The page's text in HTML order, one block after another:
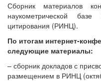
Сборник материалов
наукометрической базе
цитирования (РИНЦ).
По итогам интернет-
следующие материалы:
– сборник докладов с
размещением в РИНЦ